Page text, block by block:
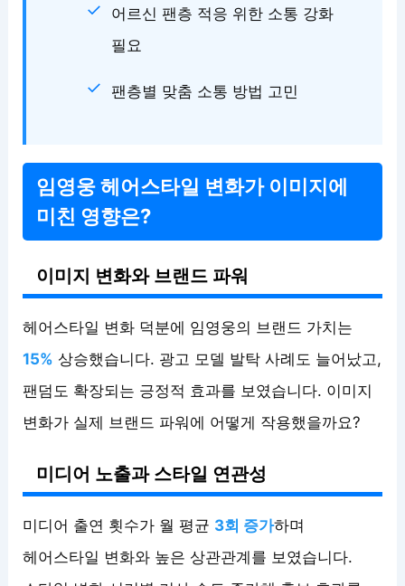
어르신 팬층 적응 위한 소통 강화
필요
팬층별 맞춤 소통 방법 고민
임영웅 헤어스타일 변화가 이미지에
미친 영향은?
이미지 변화와 브랜드 파워
헤어스타일 변화 덕분에 임영웅의 브랜드 가치는
15% 상승했습니다. 광고 모델 발탁 사례도 늘어났고,
팬덤도 확장되는 긍정적 효과를 보였습니다. 이미지
변화가 실제 브랜드 파워에 어떻게 작용했을까요?
미디어 노출과 스타일 연관성
미디어 출연 횟수가 월 평균 3회 증가하며
헤어스타일 변화와 높은 상관관계를 보였습니다.